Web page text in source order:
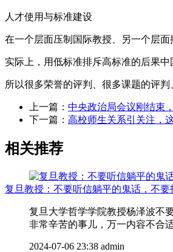
人才使用与标准建设
在一个层面压制国际教授、另一个层
实际上，用低标准排斥高标准的后果
所以很多荣誉的评判、很多课题的评
上一篇： 中央政治局会议刚结束
下一篇： 高校师生关系引关注，
相关推荐
复旦教授：不要听信躺平的鬼话，不
复旦大学哲学学院教授杨泽波不
非常辛苦的事儿，万一内容不合
2024-07-06 23:38 admin